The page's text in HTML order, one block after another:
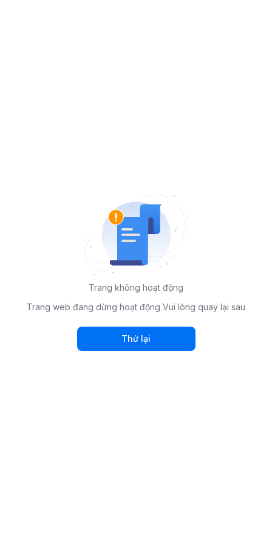
Trang không hoạt động
Trang web đang dừng hoạt động Vui lòng quay lại sau
Thử lại